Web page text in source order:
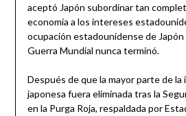
aceptó Japón subordinar tan
economía a los intereses
ocupación estadounidense de Japón
Guerra Mundial nunca terminó.
Después de que la mayor parte de la
japonesa fuera eliminada tras la
en la Purga Roja, respaldada por